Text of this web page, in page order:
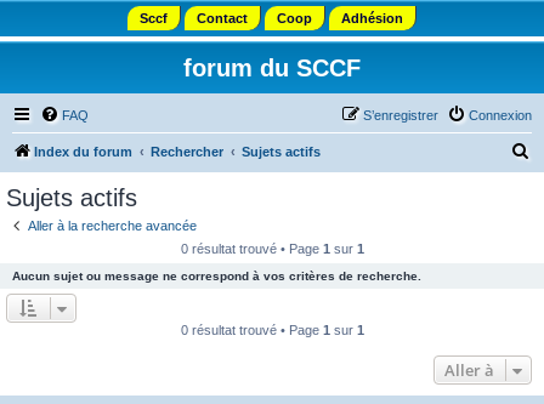
Sccf Contact Coop Adhésion
forum du SCCF
FAQ Connexion
S’enregistrer
Index du forum Rechercher Sujets actifs
e
Sujets actifs
Aller à la recherche avancée
0 résultat trouvé • Page 1 sur 1
Aucun sujet ou message ne correspond à vos critères de recherche.
0 résultat trouvé • Page 1 sur 1
Aller à